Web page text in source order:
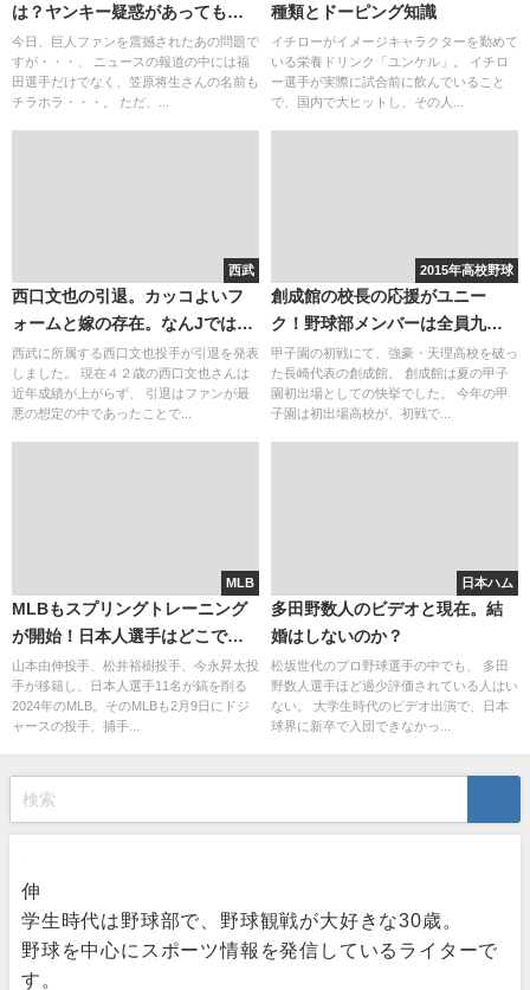
は？ヤンキー疑惑があっても、
車に彼女を乗せて優しい運転を
してるイメージ。
今日、巨人ファンを震撼されたあの問題で
すが・・・、 ニュースの報道の中には福
田選手だけでなく、笠原将生さんの名前も
チラホラ・・・。 ただ、...
種類とドーピング知識
イチローがイメージキャラクターを勤めて
いる栄養ドリンク「ユンケル」。 イチロ
ー選手が実際に試合前に飲んでいること
で、国内で大ヒットし、その人...
西武
西口文也の引退。カッコよいフ
ォームと嫁の存在。なんJでは
「ぐう聖」な性格だと
西武に所属する西口文也投手が引退を発表
しました。 現在４２歳の西口文也さんは
近年成績が上がらず、 引退はファンが最
悪の想定の中であったことで...
2015年高校野球
創成館の校長の応援がユニー
ク！野球部メンバーは全員九州
の中学出身！
甲子園の初戦にて、強豪・天理高校を破っ
た長崎代表の創成館。 創成館は夏の甲子
園初出場としての快挙でした。 今年の甲
子園は初出場高校が、初戦で...
MLB
MLBもスプリングトレーニング
が開始！日本人選手はどこで調
整をしている？
山本由伸投手、松井裕樹投手、今永昇太投
手が移籍し、日本人選手11名が鎬を削る
2024年のMLB。そのMLBも2月9日にドジ
ャースの投手、捕手...
日本ハム
多田野数人のビデオと現在。結
婚はしないのか？
松坂世代のプロ野球選手の中でも、 多田
野数人選手ほど過少評価されている人はい
ない。 大学生時代のビデオ出演で、日本
球界に新卒で入団できなかっ...
伸
学生時代は野球部で、野球観戦が大好きな30歳。
野球を中心にスポーツ情報を発信しているライターで
す。